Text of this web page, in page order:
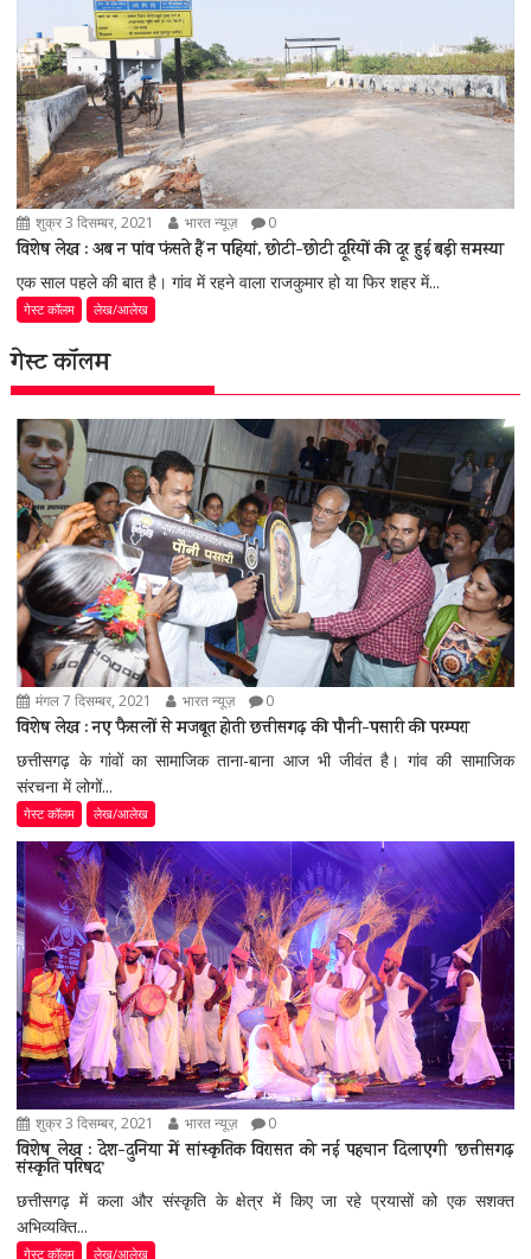
शुक्र 3 दिसम्बर, 2021 भारत न्यूज़ 0
विशेष लेख : अब न पांव फंसते हैं न पहियां, छोटी-छोटी दूरियों की दूर हुई बड़ी समस्या
एक साल पहले की बात है। गांव में रहने वाला राजकुमार हो या फिर शहर में...
गेस्ट कॉलम लेख/आलेख
गेस्ट कॉलम
मंगल 7 दिसम्बर, 2021 भारत न्यूज़ 0
विशेष लेख : नए फैसलों से मजबूत होती छत्तीसगढ़ की पौनी-पसारी की परम्परा
छत्तीसगढ़ के गांवों का सामाजिक ताना-बाना आज भी जीवंत है। गांव की सामाजिक
संरचना में लोगों...
गेस्ट कॉलम लेख/आलेख
शुक्र 3 दिसम्बर, 2021 भारत न्यूज़ 0
विशेष लेख : देश-दुनिया में सांस्कृतिक विरासत को नई पहचान दिलाएगी ’छत्तीसगढ़
संस्कृति परिषद’
छत्तीसगढ़ में कला और संस्कृति के क्षेत्र में किए जा रहे प्रयासों को एक सशक्त
अभिव्यक्ति...
गेस्ट कॉलम लेख/आलेख